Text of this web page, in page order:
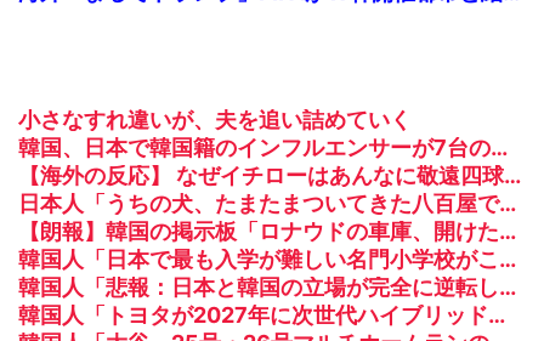
小さなすれ違いが、夫を追い詰めていく
韓国、日本で韓国籍のインフルエンサーが7台の車に当て逃げして逮捕されたのに「また日本は嫌韓しようとしている」と決めつけて責任転嫁
【海外の反応】 なぜイチローはあんなに敬遠四球が多かったの？「45歳引退で通算打率.311の突然変異だぞ」
日本人「うちの犬、たまたまついてきた八百屋で一目惚れしたっぽい」【タイ人の反応】
【朗報】韓国の掲示板「ロナウドの車庫、開けたらこれか」
韓国人「日本で最も入学が難しい名門小学校がこちらです‥」→「エリート人生が確定する超難関ルート‥」
韓国人「悲報：日本と韓国の立場が完全に逆転してしまった模様…」→「日本を笑って見てたのに…（ﾌﾞﾙﾌﾞﾙ」＝韓国の反応
韓国人「トヨタが2027年に次世代ハイブリッドバッテリーを導入へ！最大1000kmの航続距離や超高速充電を目指す」